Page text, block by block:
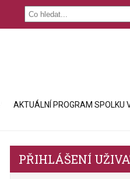
AKTUÁLNÍ PROGRAM SPOLKU
PŘIHLÁŠENÍ